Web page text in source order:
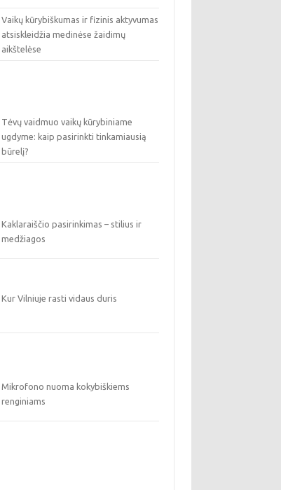
Vaikų kūrybiškumas ir fizinis aktyvumas
atsiskleidžia medinėse žaidimų
aikštelėse
Tėvų vaidmuo vaikų kūrybiniame
ugdyme: kaip pasirinkti tinkamiausią
būrelį?
Kaklaraiščio pasirinkimas – stilius ir
medžiagos
Kur Vilniuje rasti vidaus duris
Mikrofono nuoma kokybiškiems
renginiams